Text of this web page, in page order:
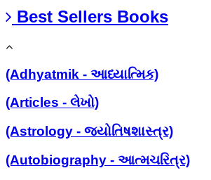
Best Sellers Books
(Adhyatmik - આધ્યાત્મિક)
(Articles - લેખો)
(Astrology - જ્યોતિષશાસ્ત્ર)
(Autobiography - આત્મચરિત્ર)